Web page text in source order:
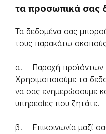
τα προσωπικά σας
Τα δεδομένα σας
τους παρακάτω
α. Παροχή προϊόντων
Χρησιμοποιούμε τα
να σας ενημερώσουμε
υπηρεσίες που ζητάτε.
β. Επικοινωνία μαζί